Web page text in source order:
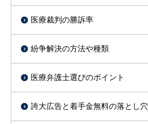
医療裁判の勝訴率
紛争解決の方法や種類
医療弁護士選びのポイント
誇大広告と着手金無料の落とし穴